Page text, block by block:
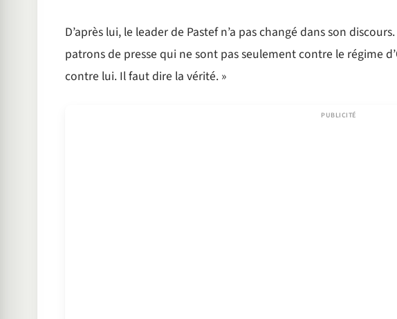
D’après lui, le leader de Pastef n’a pas changé dans son
patrons de presse qui ne sont pas seulement contre le régime
contre lui. Il faut dire la vérité. »